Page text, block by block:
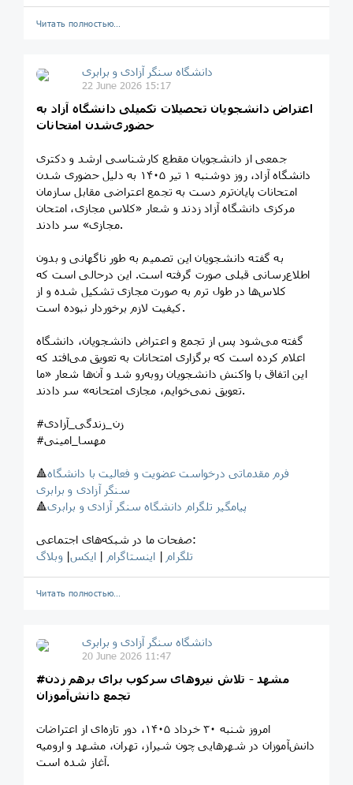
Читать полностью…
‎دانشگاه سنگر آزادی و برابری
22 June 2026 15:17
اعتراض دانشجویان تحصیلات تکمیلی دانشگاه آزاد به
حضوری‌شدن امتحانات
جمعی از دانشجویان مقطع کارشناسی ارشد و دکتری
دانشگاه آزاد، روز دوشنبه ۱ تیر ۱۴۰۵ به دلیل حضوری شدن
امتحانات پایان‌ترم دست به تجمع اعتراضی مقابل سازمان
مرکزی دانشگاه آزاد زدند و شعار «کلاس مجازی، امتحان
مجازی» سر دادند.
به گفته دانشجویان این تصمیم به طور ناگهانی و بدون
اطلاع‌رسانی قبلی صورت گرفته است. این درحالی است که
کلاس‌ها در طول ترم به صورت مجازی تشکیل شده و از
کیفیت لازم برخوردار نبوده است.
گفته می‌شود پس از تجمع و اعتراض دانشجویان، دانشگاه
اعلام کرده است که برگزاری امتحانات به تعویق می‌افتد که
این اتفاق با واکنش دانشجویان روبه‌رو شد و آن‌ها شعار «ما
تعویق نمی‌خوایم، مجازی امتحانه» سر دادند.
#زن_زندگی_آزادی
#مهسا_امینی
🔺فرم مقدماتی درخواست عضویت و فعالیت با دانشگاه
سنگر آزادی و برابری
🔺پیامگیر تلگرام دانشگاه سنگر آزادی و برابری
صفحات ما در شبکه‌های اجتماعی:
تلگرام | اینستاگرام | ایکس|وبلاگ
Читать полностью…
‎دانشگاه سنگر آزادی و برابری
20 June 2026 11:47
#مشهد- تلاش نیروهای سرکوب برای برهم زدن
تجمع دانش‌آموزان
امروز شنبه ۳۰ خرداد ۱۴۰۵، دور تازه‌ای از اعتراضات
دانش‌آموزان در شهرهایی چون شیراز، تهران، مشهد و ارومیه
آغاز شده است.